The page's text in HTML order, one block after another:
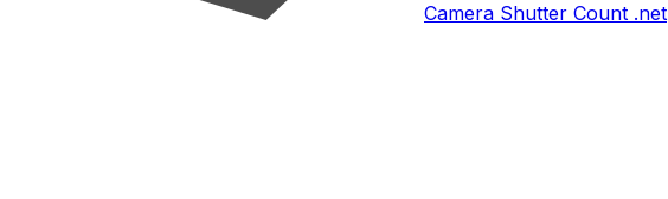
Camera Shutter Count .net